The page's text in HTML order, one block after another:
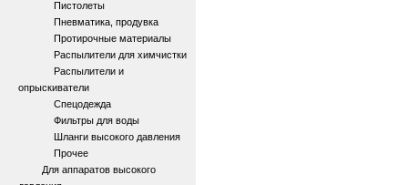
Пистолеты
Пневматика, продувка
Протирочные материалы
Распылители для химчистки
Распылители и
опрыскиватели
Спецодежда
Фильтры для воды
Шланги высокого давления
Прочее
Для аппаратов высокого